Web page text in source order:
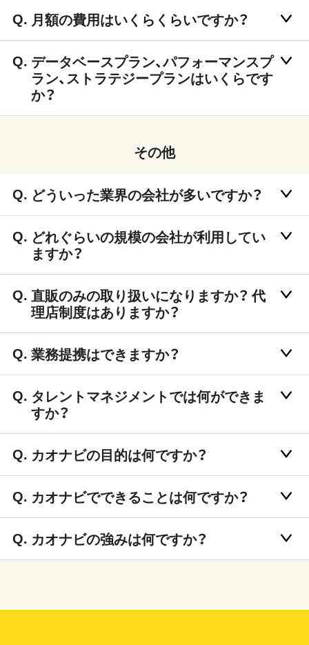
月額の費用はいくらくらいですか？
データベースプラン、パフォーマンスプ
ラン、ストラテジープランはいくらです
か？
その他
どういった業界の会社が多いですか？
どれぐらいの規模の会社が利用してい
ますか？
直販のみの取り扱いになりますか？ 代
理店制度はありますか？
業務提携はできますか？
タレントマネジメントでは何ができま
すか？
カオナビの目的は何ですか？
カオナビでできることは何ですか？
カオナビの強みは何ですか？